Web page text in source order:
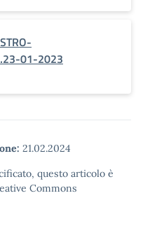
01-2023
21.02.2024
questo articolo è
Commons